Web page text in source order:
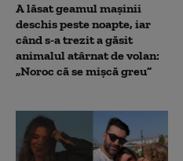
A lăsat geamul mașinii
deschis peste noapte, iar
când s-a trezit a găsit
animalul atârnat de volan:
„Noroc că se mișcă greu”